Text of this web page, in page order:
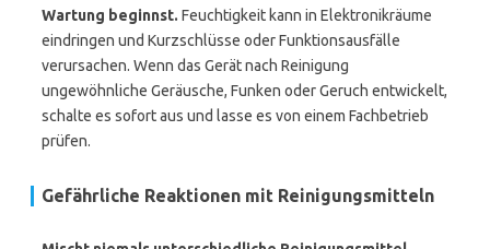
Wartung beginnst. Feuchtigkeit kann in Elektronikräume
eindringen und Kurzschlüsse oder Funktionsausfälle
verursachen. Wenn das Gerät nach Reinigung
ungewöhnliche Geräusche, Funken oder Geruch entwickelt,
schalte es sofort aus und lasse es von einem Fachbetrieb
prüfen.
Gefährliche Reaktionen mit Reinigungsmitteln